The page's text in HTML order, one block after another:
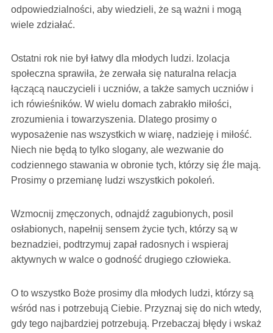
odpowiedzialności, aby wiedzieli, że są ważni i mogą
wiele zdziałać.
Ostatni rok nie był łatwy dla młodych ludzi. Izolacja
społeczna sprawiła, że zerwała się naturalna relacja
łączącą nauczycieli i uczniów, a także samych uczniów i
ich rówieśników. W wielu domach zabrakło miłości,
zrozumienia i towarzyszenia. Dlatego prosimy o
wyposażenie nas wszystkich w wiarę, nadzieję i miłość.
Niech nie będą to tylko slogany, ale wezwanie do
codziennego stawania w obronie tych, którzy się źle mają.
Prosimy o przemianę ludzi wszystkich pokoleń.
Wzmocnij zmęczonych, odnajdź zagubionych, posil
osłabionych, napełnij sensem życie tych, którzy są w
beznadziei, podtrzymuj zapał radosnych i wspieraj
aktywnych w walce o godność drugiego człowieka.
O to wszystko Boże prosimy dla młodych ludzi, którzy są
wśród nas i potrzebują Ciebie. Przyznaj się do nich wtedy,
gdy tego najbardziej potrzebują. Przebaczaj błędy i wskaż